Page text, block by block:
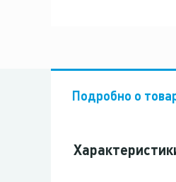
Подробно о